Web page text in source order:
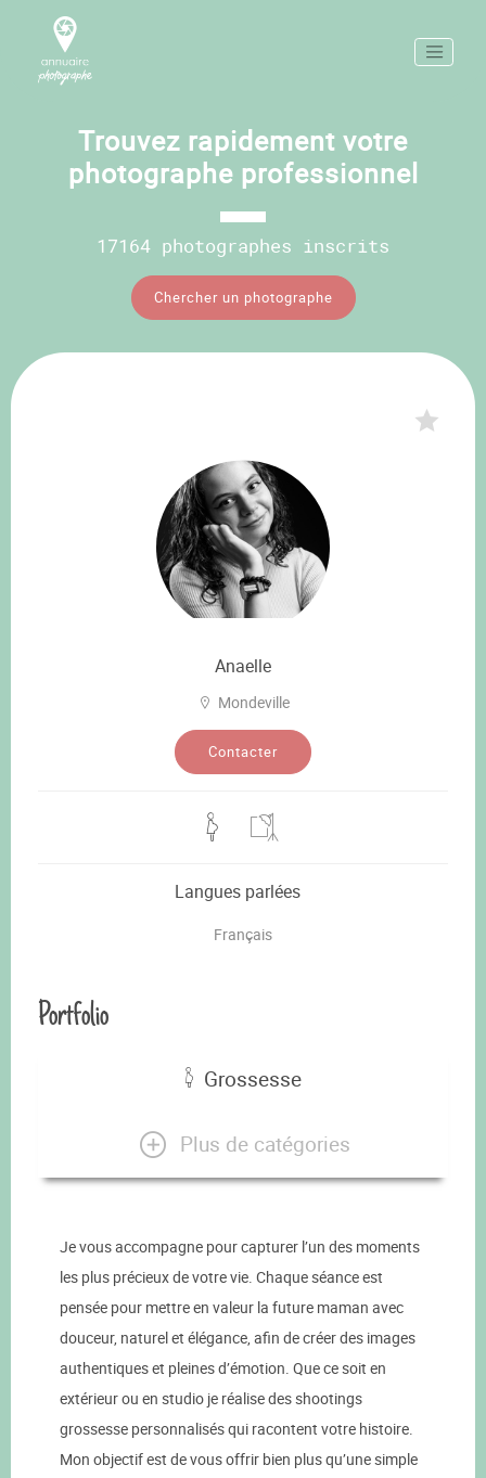
Trouvez rapidement votre
photographe professionnel
17164 photographes inscrits
Chercher un photographe
Anaelle
Mondeville
Contacter
Langues parlées
Français
Portfolio
Grossesse
Plus de catégories
Je vous accompagne pour capturer l’un des moments
les plus précieux de votre vie. Chaque séance est
pensée pour mettre en valeur la future maman avec
douceur, naturel et élégance, afin de créer des images
authentiques et pleines d’émotion. Que ce soit en
extérieur ou en studio je réalise des shootings
grossesse personnalisés qui racontent votre histoire.
Mon objectif est de vous offrir bien plus qu’une simple